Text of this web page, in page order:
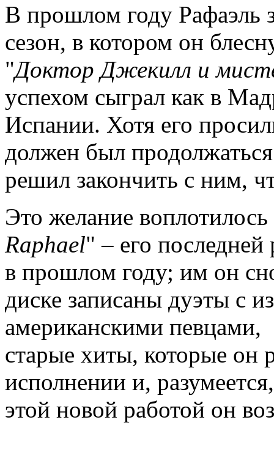
В прошлом году Рафаэль
сезон, в котором он
"Доктор Джекилл и
успехом сыграл как в
Испании. Хотя его
должен был
решил закончить с ним,
Это желание
Raphael" – его
в прошлом году; им он
диске записаны дуэты с
американскими певцами,
старые хиты, которые он
исполнении и,
этой новой работой он